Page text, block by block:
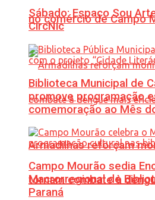
no comércio de Campo
Armadilhas reforçam
tornam combate à
Sábado: Espaço Sou
CircNic
Biblioteca Municipal de
promove programação
comemoração ao Mês
Campo Mourão sedia
Macrorregional de
Paraná